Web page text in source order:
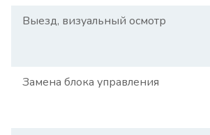
Выезд, визуальный осмотр
Замена блока управления